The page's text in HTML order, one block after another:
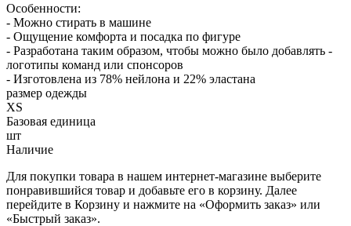
Особенности:
- Можно стирать в машине
- Ощущение комфорта и посадка по фигуре
- Разработана таким образом, чтобы можно было добавлять -
логотипы команд или спонсоров
- Изготовлена из 78% нейлона и 22% эластана
размер одежды
XS
Базовая единица
шт
Наличие
Для покупки товара в нашем интернет-магазине выберите
понравившийся товар и добавьте его в корзину. Далее
перейдите в Корзину и нажмите на «Оформить заказ» или
«Быстрый заказ».